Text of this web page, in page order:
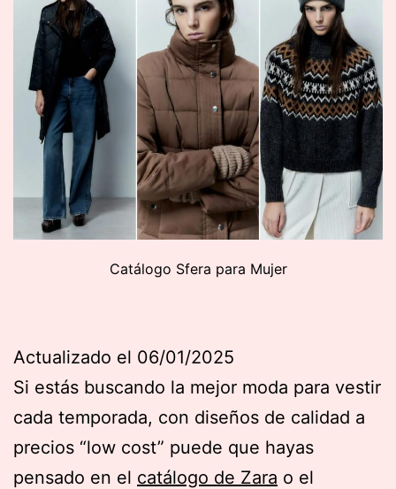
Catálogo Sfera para Mujer
Actualizado el 06/01/2025
Si estás buscando la mejor moda para vestir
cada temporada, con diseños de calidad a
precios “low cost” puede que hayas
pensado en el catálogo de Zara o el